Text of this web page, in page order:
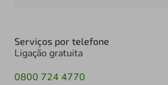
Serviços por telefone
Ligação gratuita
0800 724 4770